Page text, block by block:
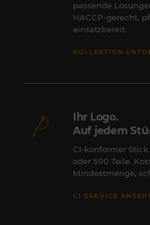
passende
HACCP-gerecht,
einsatzbereit.
KOLLEKTION
Ihr Logo.
Auf jedem
CI-konformer
oder 500 Teile.
Mindestmenge,
CI-SERVICE